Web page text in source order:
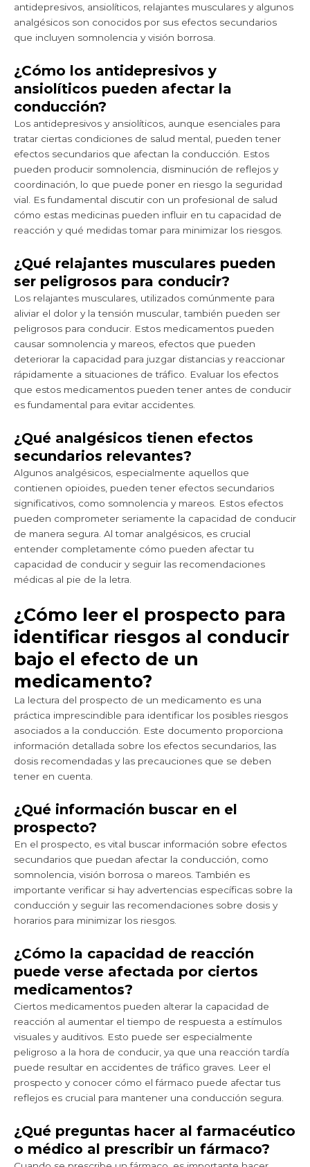
antidepresivos, ansiolíticos, relajantes musculares y algunos
analgésicos son conocidos por sus efectos secundarios
que incluyen somnolencia y visión borrosa.
¿Cómo los antidepresivos y
ansiolíticos pueden afectar la
conducción?
Los antidepresivos y ansiolíticos, aunque esenciales para
tratar ciertas condiciones de salud mental, pueden tener
efectos secundarios que afectan la conducción. Estos
pueden producir somnolencia, disminución de reflejos y
coordinación, lo que puede poner en riesgo la seguridad
vial. Es fundamental discutir con un profesional de salud
cómo estas medicinas pueden influir en tu capacidad de
reacción y qué medidas tomar para minimizar los riesgos.
¿Qué relajantes musculares pueden
ser peligrosos para conducir?
Los relajantes musculares, utilizados comúnmente para
aliviar el dolor y la tensión muscular, también pueden ser
peligrosos para conducir. Estos medicamentos pueden
causar somnolencia y mareos, efectos que pueden
deteriorar la capacidad para juzgar distancias y reaccionar
rápidamente a situaciones de tráfico. Evaluar los efectos
que estos medicamentos pueden tener antes de conducir
es fundamental para evitar accidentes.
¿Qué analgésicos tienen efectos
secundarios relevantes?
Algunos analgésicos, especialmente aquellos que
contienen opioides, pueden tener efectos secundarios
significativos, como somnolencia y mareos. Estos efectos
pueden comprometer seriamente la capacidad de conducir
de manera segura. Al tomar analgésicos, es crucial
entender completamente cómo pueden afectar tu
capacidad de conducir y seguir las recomendaciones
médicas al pie de la letra.
¿Cómo leer el prospecto para
identificar riesgos al conducir
bajo el efecto de un
medicamento?
La lectura del prospecto de un medicamento es una
práctica imprescindible para identificar los posibles riesgos
asociados a la conducción. Este documento proporciona
información detallada sobre los efectos secundarios, las
dosis recomendadas y las precauciones que se deben
tener en cuenta.
¿Qué información buscar en el
prospecto?
En el prospecto, es vital buscar información sobre efectos
secundarios que puedan afectar la conducción, como
somnolencia, visión borrosa o mareos. También es
importante verificar si hay advertencias específicas sobre la
conducción y seguir las recomendaciones sobre dosis y
horarios para minimizar los riesgos.
¿Cómo la capacidad de reacción
puede verse afectada por ciertos
medicamentos?
Ciertos medicamentos pueden alterar la capacidad de
reacción al aumentar el tiempo de respuesta a estímulos
visuales y auditivos. Esto puede ser especialmente
peligroso a la hora de conducir, ya que una reacción tardía
puede resultar en accidentes de tráfico graves. Leer el
prospecto y conocer cómo el fármaco puede afectar tus
reflejos es crucial para mantener una conducción segura.
¿Qué preguntas hacer al farmacéutico
o médico al prescribir un fármaco?